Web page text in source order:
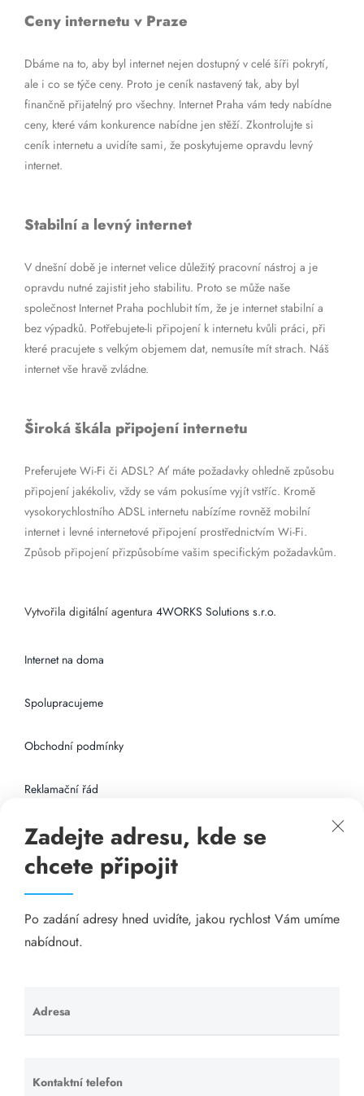
Ceny internetu v Praze
Dbáme na to, aby byl internet nejen dostupný v celé šíři pokrytí,
ale i co se týče ceny. Proto je ceník nastavený tak, aby byl
finančně přijatelný pro všechny. Internet Praha vám tedy nabídne
ceny, které vám konkurence nabídne jen stěží. Zkontrolujte si
ceník internetu a uvidíte sami, že poskytujeme opravdu levný
internet.
Stabilní a levný internet
V dnešní době je internet velice důležitý pracovní nástroj a je
opravdu nutné zajistit jeho stabilitu. Proto se může naše
společnost Internet Praha pochlubit tím, že je internet stabilní a
bez výpadků. Potřebujete-li připojení k internetu kvůli práci, při
které pracujete s velkým objemem dat, nemusíte mít strach. Náš
internet vše hravě zvládne.
Široká škála připojení internetu
Preferujete Wi-Fi či ADSL? Ať máte požadavky ohledně způsobu
připojení jakékoliv, vždy se vám pokusíme vyjít vstříc. Kromě
vysokorychlostního ADSL internetu nabízíme rovněž mobilní
internet i levné internetové připojení prostřednictvím Wi-Fi.
Způsob připojení přizpůsobíme vašim specifickým požadavkům.
Vytvořila digitální agentura 4WORKS Solutions s.r.o.
Internet na doma
Spolupracujeme
Obchodní podmínky
Reklamační řád
Připojení k internetu
Odkazy
Katalog A-seznam.cz
Visací zámky - TOKOZ
Zadejte adresu, kde se
chcete připojit
Po zadání adresy hned uvidíte, jakou rychlost Vám umíme
nabídnout.
Adresa
Ponechte
toto pole
Kontaktní telefon
Ponechte